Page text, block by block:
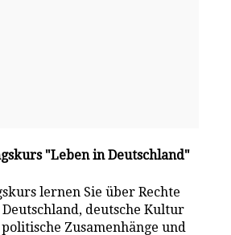
"Leben in Deutschland"
lernen Sie über Rechte
deutsche Kultur
Zusamenhänge und